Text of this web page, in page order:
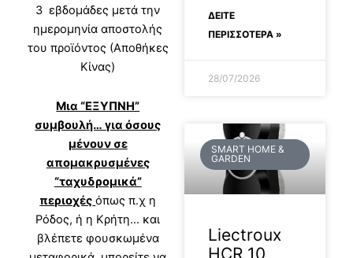
3 εβδομάδες μετά την
ημερομηνία αποστολής
του προϊόντος (Αποθήκες
Κίνας)
Μια “ΕΞΥΠΝΗ”
συμβουλή… για όσους
μένουν σε
απομακρυσμένες
“ταχυδρομικά”
περιοχές όπως π.χ η
Ρόδος, ή η Κρήτη… και
βλέπετε φουσκωμένα
ΔΕΊΤΕ
ΠΕΡΙΣΣΟΤΕΡΑ »
28/07/2026
SMART HOME &
GARDEN
Liectroux
HCR 10